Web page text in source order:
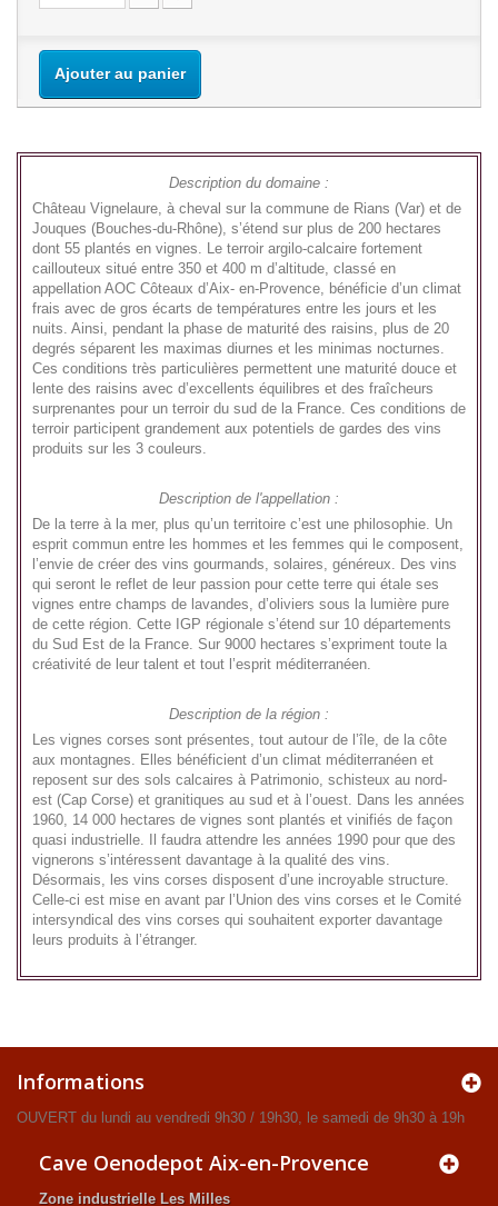
Ajouter au panier
Description du domaine :
Château Vignelaure, à cheval sur la commune de Rians (Var) et de
Jouques (Bouches-du-Rhône), s’étend sur plus de 200 hectares
dont 55 plantés en vignes. Le terroir argilo-calcaire fortement
caillouteux situé entre 350 et 400 m d’altitude, classé en
appellation AOC Côteaux d’Aix- en-Provence, bénéficie d’un climat
frais avec de gros écarts de températures entre les jours et les
nuits. Ainsi, pendant la phase de maturité des raisins, plus de 20
degrés séparent les maximas diurnes et les minimas nocturnes.
Ces conditions très particulières permettent une maturité douce et
lente des raisins avec d’excellents équilibres et des fraîcheurs
surprenantes pour un terroir du sud de la France. Ces conditions de
terroir participent grandement aux potentiels de gardes des vins
produits sur les 3 couleurs.
Description de l'appellation :
De la terre à la mer, plus qu’un territoire c’est une philosophie. Un
esprit commun entre les hommes et les femmes qui le composent,
l’envie de créer des vins gourmands, solaires, généreux. Des vins
qui seront le reflet de leur passion pour cette terre qui étale ses
vignes entre champs de lavandes, d’oliviers sous la lumière pure
de cette région. Cette IGP régionale s’étend sur 10 départements
du Sud Est de la France. Sur 9000 hectares s’expriment toute la
créativité de leur talent et tout l’esprit méditerranéen.
Description de la région :
Les vignes corses sont présentes, tout autour de l’île, de la côte
aux montagnes. Elles bénéficient d’un climat méditerranéen et
reposent sur des sols calcaires à Patrimonio, schisteux au nord-
est (Cap Corse) et granitiques au sud et à l’ouest. Dans les années
1960, 14 000 hectares de vignes sont plantés et vinifiés de façon
quasi industrielle. Il faudra attendre les années 1990 pour que des
vignerons s’intéressent davantage à la qualité des vins.
Désormais, les vins corses disposent d’une incroyable structure.
Celle-ci est mise en avant par l’Union des vins corses et le Comité
intersyndical des vins corses qui souhaitent exporter davantage
leurs produits à l’étranger.
Informations
OUVERT du lundi au vendredi 9h30 / 19h30, le samedi de 9h30 à 19h
Cave Oenodepot Aix-en-Provence
Zone industrielle Les Milles